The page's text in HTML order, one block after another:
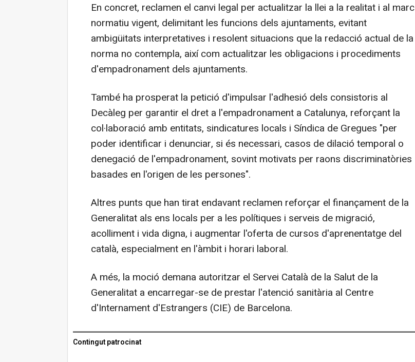
En concret, reclamen el canvi legal per actualitzar la llei a la realitat i al marc
normatiu vigent, delimitant les funcions dels ajuntaments, evitant
ambigüitats interpretatives i resolent situacions que la redacció actual de la
norma no contempla, així com actualitzar les obligacions i procediments
d'empadronament dels ajuntaments.
També ha prosperat la petició d'impulsar l'adhesió dels consistoris al
Decàleg per garantir el dret a l'empadronament a Catalunya, reforçant la
col·laboració amb entitats, sindicatures locals i Síndica de Gregues "per
poder identificar i denunciar, si és necessari, casos de dilació temporal o
denegació de l'empadronament, sovint motivats per raons discriminatòries
basades en l'origen de les persones".
Altres punts que han tirat endavant reclamen reforçar el finançament de la
Generalitat als ens locals per a les polítiques i serveis de migració,
acolliment i vida digna, i augmentar l'oferta de cursos d'aprenentatge del
català, especialment en l'àmbit i horari laboral.
A més, la moció demana autoritzar el Servei Català de la Salut de la
Generalitat a encarregar-se de prestar l'atenció sanitària al Centre
d'Internament d'Estrangers (CIE) de Barcelona.
Contingut patrocinat